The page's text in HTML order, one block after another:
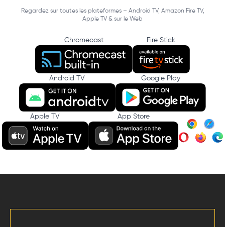
Regardez sur toutes les plateformes – Android TV, Amazon Fire TV,
Apple TV & sur le Web
Chromecast Fire Stick
Android TV Google Play
Apple TV App Store